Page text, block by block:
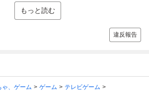
もっと読む
違反報告
ゃ、ゲーム ゲーム
テレビゲーム